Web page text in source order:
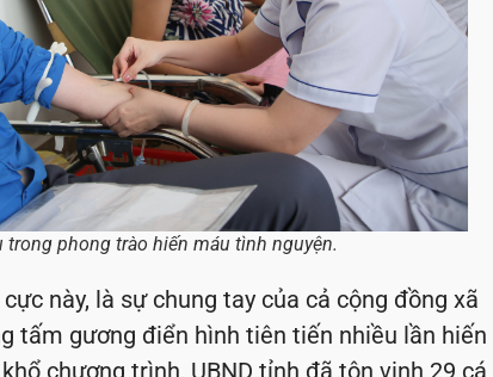
phong trào hiến máu tình nguyện.
này, là sự chung tay của cả cộng đồng xã
tấm gương điển hình tiên tiến nhiều lần hiến
chương trình, UBND tỉnh đã tôn vinh 29 cá